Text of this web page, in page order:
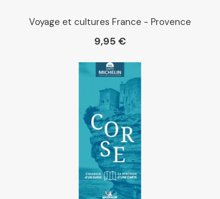
Voyage et cultures France - Provence
9,95 €